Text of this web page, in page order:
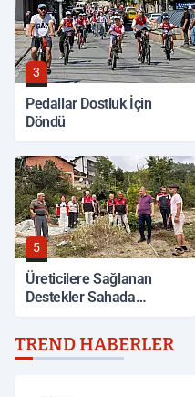
3
Pedallar Dostluk İçin
Döndü
5
Üreticilere Sağlanan
Destekler Sahada
TREND HABERLER